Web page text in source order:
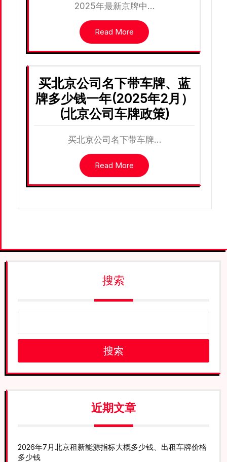
2025年最新京牌中…
Read More
买北京公司名下带车牌、蓝
牌多少钱一年(2025年2月）
(北京公司车牌政策)
买北京公司名下带车牌…
Read More
搜索
搜索
近期文章
2026年7月北京租新能源指标大概多少钱、出租车牌价格
多少钱